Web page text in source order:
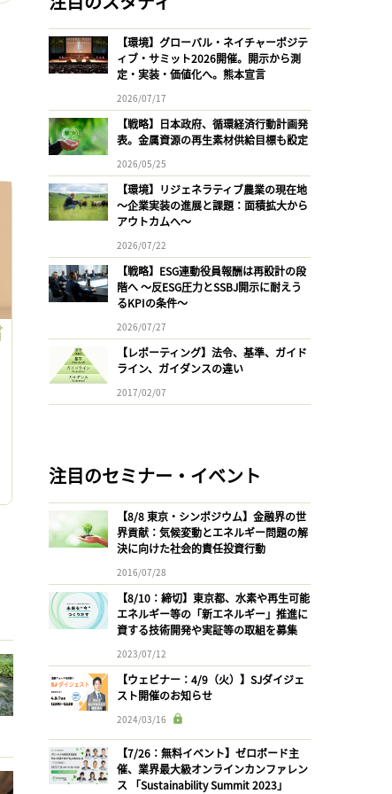
【環境】グローバル・ネイチャーポジテ
ィブ・サミット2026開催。開示から測
定・実装・価値化へ。熊本宣言
2026/07/17
【戦略】日本政府、循環経済行動計画発
表。金属資源の再生素材供給目標も設定
2026/05/25
【環境】リジェネラティブ農業の現在地
〜企業実装の進展と課題：面積拡大から
アウトカムへ〜
2026/07/22
【戦略】ESG連動役員報酬は再設計の段
階へ 〜反ESG圧力とSSBJ開示に耐えう
るKPIの条件〜
2026/07/27
【レポーティング】法令、基準、ガイド
ライン、ガイダンスの違い
2017/02/07
注目のセミナー・イベント
【8/8 東京・シンポジウム】金融界の世
界貢献：気候変動とエネルギー問題の解
決に向けた社会的責任投資行動
2016/07/28
【8/10：締切】東京都、水素や再生可能
エネルギー等の「新エネルギー」推進に
資する技術開発や実証等の取組を募集
2023/07/12
【ウェビナー：4/9（火）】SJダイジェ
スト開催のお知らせ
2024/03/16
【7/26：無料イベント】ゼロボード主
催、業界最大級オンラインカンファレン
ス 「Sustainability Summit 2023」